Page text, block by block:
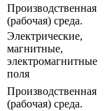
Производственная
(рабочая) среда.
Электрические,
магнитные,
электромагнитные
поля
Производственная
(рабочая) среда.